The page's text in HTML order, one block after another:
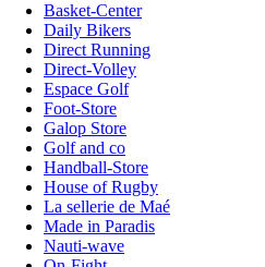
Basket-Center
Daily Bikers
Direct Running
Direct-Volley
Espace Golf
Foot-Store
Galop Store
Golf and co
Handball-Store
House of Rugby
La sellerie de Maé
Made in Paradis
Nauti-wave